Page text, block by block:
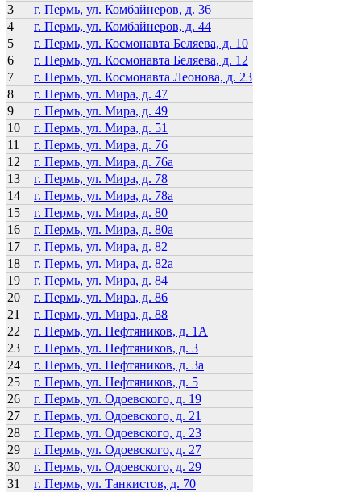
3
г. Пермь, ул. Комбайнеров, д. 36
4
г. Пермь, ул. Комбайнеров, д. 44
5
г. Пермь, ул. Космонавта Беляева, д. 10
6
г. Пермь, ул. Космонавта Беляева, д. 12
7
г. Пермь, ул. Космонавта Леонова, д. 23
8
г. Пермь, ул. Мира, д. 47
9
г. Пермь, ул. Мира, д. 49
10
г. Пермь, ул. Мира, д. 51
11
г. Пермь, ул. Мира, д. 76
12
г. Пермь, ул. Мира, д. 76а
13
г. Пермь, ул. Мира, д. 78
14
г. Пермь, ул. Мира, д. 78а
15
г. Пермь, ул. Мира, д. 80
16
г. Пермь, ул. Мира, д. 80а
17
г. Пермь, ул. Мира, д. 82
18
г. Пермь, ул. Мира, д. 82а
19
г. Пермь, ул. Мира, д. 84
20
г. Пермь, ул. Мира, д. 86
21
г. Пермь, ул. Мира, д. 88
22
г. Пермь, ул. Нефтяников, д. 1А
23
г. Пермь, ул. Нефтяников, д. 3
24
г. Пермь, ул. Нефтяников, д. 3а
25
г. Пермь, ул. Нефтяников, д. 5
26
г. Пермь, ул. Одоевского, д. 19
27
г. Пермь, ул. Одоевского, д. 21
28
г. Пермь, ул. Одоевского, д. 23
29
г. Пермь, ул. Одоевского, д. 27
30
г. Пермь, ул. Одоевского, д. 29
31
г. Пермь, ул. Танкистов, д. 70